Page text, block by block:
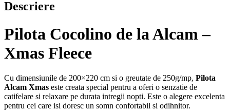
Descriere
Pilota Cocolino de la Alcam –
Xmas Fleece
Cu dimensiunile de 200×220 cm si o greutate de 250g/mp, Pilota
Alcam Xmas este creata special pentru a oferi o senzatie de
catifelare si relaxare pe durata intregii nopti. Este o alegere excelenta
pentru cei care isi doresc un somn confortabil si odihnitor.